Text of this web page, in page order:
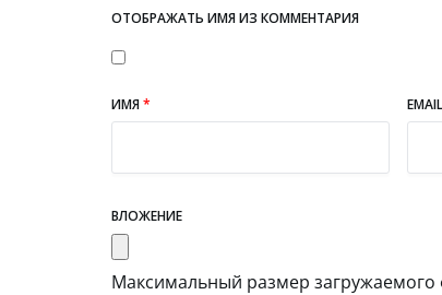
ОТОБРАЖАТЬ ИМЯ ИЗ КОММЕНТАРИЯ
ИМЯ*
ВЛОЖЕНИЕ
Максимальный размер загружаемого